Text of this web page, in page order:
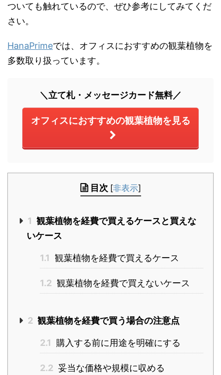
ついても触れているので、ぜひ参考にしてみてくだ
さい。
HanaPrimeでは、オフィスにおすすめの観葉植物を
多数取り扱っています。
＼立て札・メッセージカード無料／
オフィスにおすすめの観葉植物を見る
目次 [非表示]
1 観葉植物を経費で買えるケースと買えな
いケース
1.1 観葉植物を経費で買えるケース
1.2 観葉植物を経費で買えないケース
2 観葉植物を経費で買う場合の注意点
2.1 購入する前に用途を明確にする
2.2 妥当な価格や規模に収める